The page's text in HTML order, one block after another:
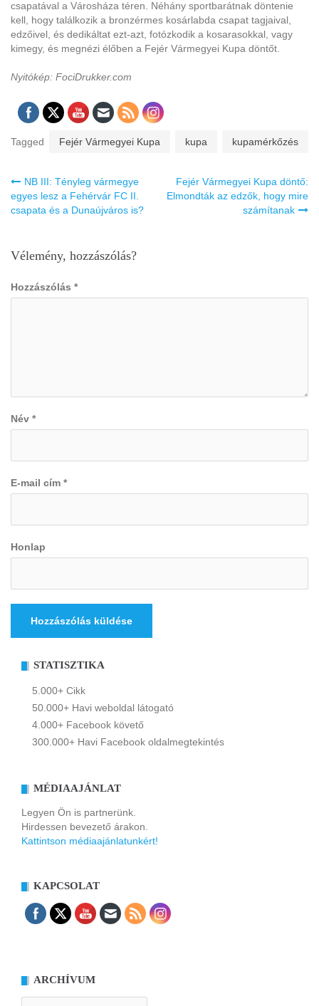
csapatával a Városháza téren. Néhány sportbarátnak döntenie
kell, hogy találkozik a bronzérmes kosárlabda csapat tagjaival,
edzőivel, és dedikáltat ezt-azt, fotózkodik a kosarasokkal, vagy
kimegy, és megnézi élőben a Fejér Vármegyei Kupa döntőt.
Nyitókép: FociDrukker.com
Tagged Fejér Vármegyei Kupa kupa kupamérkőzés
Bejegyzés
navigáció
NB III: Tényleg vármegye
egyes lesz a Fehérvár FC II.
csapata és a Dunaújváros is?
Fejér Vármegyei Kupa döntő:
Elmondták az edzők, hogy mire
számítanak
Vélemény, hozzászólás?
Hozzászólás *
Név *
E-mail cím *
Honlap
STATISZTIKA
5.000+ Cikk
50.000+ Havi weboldal látogató
4.000+ Facebook követő
300.000+ Havi Facebook oldalmegtekintés
MÉDIAAJÁNLAT
Legyen Ön is partnerünk.
Hirdessen bevezető árakon.
Kattintson médiaajánlatunkért!
KAPCSOLAT
ARCHÍVUM